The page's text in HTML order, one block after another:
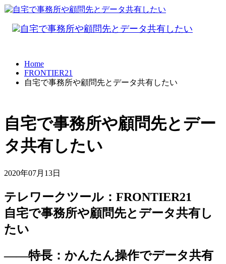
Home
FRONTIER21
自宅で事務所や顧問先とデータ共有したい
自宅で事務所や顧問先とデー
タ共有したい
2020年07月13日
テレワークツール：FRONTIER21
自宅で事務所や顧問先とデータ共有し
たい
――特長：かんたん操作でデータ共有